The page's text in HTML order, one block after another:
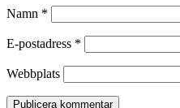
Namn *
E-postadress *
Webbplats